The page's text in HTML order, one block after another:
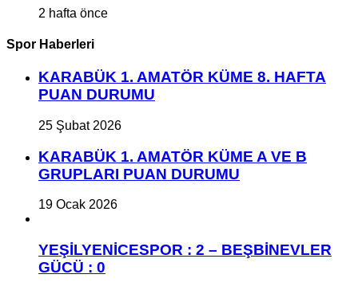
2 hafta önce
Spor Haberleri
KARABÜK 1. AMATÖR KÜME 8. HAFTA
PUAN DURUMU
25 Şubat 2026
KARABÜK 1. AMATÖR KÜME A VE B
GRUPLARI PUAN DURUMU
19 Ocak 2026
YEŞİLYENİCESPOR : 2 – BEŞBİNEVLER
GÜCÜ : 0